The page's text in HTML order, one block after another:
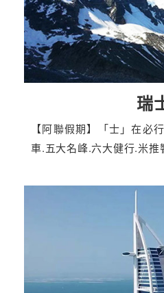
瑞
【阿聯假期】「士」在必
車.五大名峰.六大健行.米推